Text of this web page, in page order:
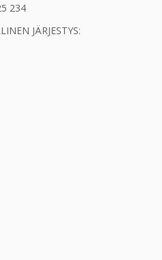
234
JÄRJESTYS: